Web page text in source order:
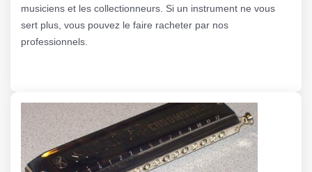
musiciens et les collectionneurs. Si un instrument ne vous
sert plus, vous pouvez le faire racheter par nos
professionnels.